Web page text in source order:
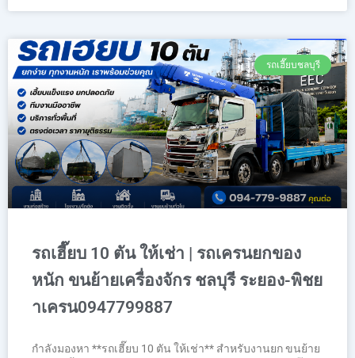
รถเฮี๊ยบชลบุรี
รถเฮี๊ยบ 10 ตัน ให้เช่า | รถเครนยกของ
หนัก ขนย้ายเครื่องจักร ชลบุรี ระยอง-พิชย
าเครน0947799887
กำลังมองหา **รถเฮี๊ยบ 10 ตัน ให้เช่า** สำหรับงานยก ขนย้าย